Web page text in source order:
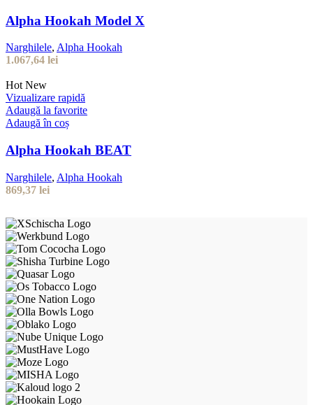
Alpha Hookah Model X
Narghilele, Alpha Hookah
1.067,64 lei
Hot New
Vizualizare rapidă
Adaugă la favorite
Adaugă în coș
Alpha Hookah BEAT
Narghilele, Alpha Hookah
869,37 lei